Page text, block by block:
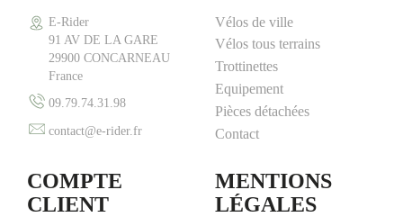
E-Rider
91 AV DE LA GARE
29900 CONCARNEAU
France
09.79.74.31.98
contact@e-rider.fr
Vélos de ville
Vélos tous terrains
Trottinettes
Equipement
Pièces détachées
Contact
COMPTE
CLIENT
MENTIONS
LÉGALES